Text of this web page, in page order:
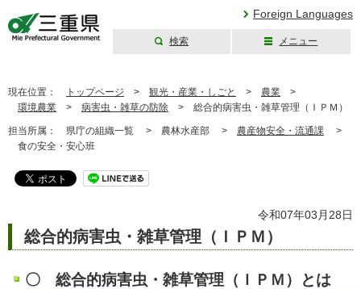
Foreign Languages
検索 メニュー
現在位置： トップページ > 観光・産業・しごと > 農業 >
環境農業 > 病害虫・雑草の防除 > 総合的病害虫・雑草管理（ＩＰＭ）
担当所属： 県庁の組織一覧 > 農林水産部 > 農産物安全・流通課 >
食の安全・安心班
令和07年03月28日
総合的病害虫・雑草管理（ＩＰＭ）
〇 総合的病害虫・雑草管理（ＩＰＭ）とは